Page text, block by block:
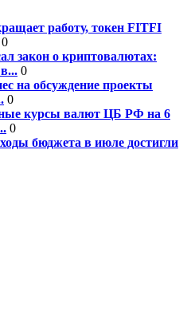
работу, токен FITFI
0
закон о криптовалютах:
0
на обсуждение проекты
0
курсы валют ЦБ РФ на 6
0
бюджета в июле достигли